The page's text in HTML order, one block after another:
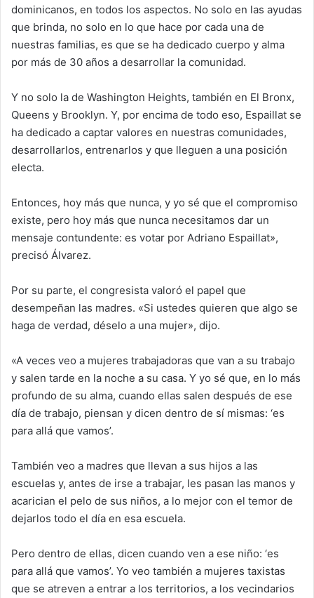
dominicanos, en todos los aspectos. No solo en las ayudas
que brinda, no solo en lo que hace por cada una de
nuestras familias, es que se ha dedicado cuerpo y alma
por más de 30 años a desarrollar la comunidad.
Y no solo la de Washington Heights, también en El Bronx,
Queens y Brooklyn. Y, por encima de todo eso, Espaillat se
ha dedicado a captar valores en nuestras comunidades,
desarrollarlos, entrenarlos y que lleguen a una posición
electa.
Entonces, hoy más que nunca, y yo sé que el compromiso
existe, pero hoy más que nunca necesitamos dar un
mensaje contundente: es votar por Adriano Espaillat»,
precisó Álvarez.
Por su parte, el congresista valoró el papel que
desempeñan las madres. «Si ustedes quieren que algo se
haga de verdad, déselo a una mujer», dijo.
«A veces veo a mujeres trabajadoras que van a su trabajo
y salen tarde en la noche a su casa. Y yo sé que, en lo más
profundo de su alma, cuando ellas salen después de ese
día de trabajo, piensan y dicen dentro de sí mismas: ‘es
para allá que vamos’.
También veo a madres que llevan a sus hijos a las
escuelas y, antes de irse a trabajar, les pasan las manos y
acarician el pelo de sus niños, a lo mejor con el temor de
dejarlos todo el día en esa escuela.
Pero dentro de ellas, dicen cuando ven a ese niño: ‘es
para allá que vamos’. Yo veo también a mujeres taxistas
que se atreven a entrar a los territorios, a los vecindarios